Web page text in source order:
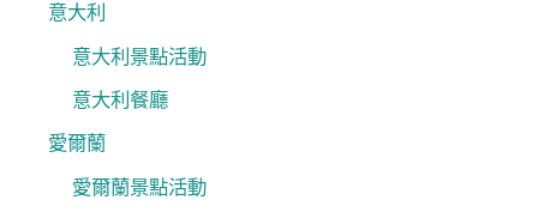
意大利
意大利景點活動
意大利餐廳
愛爾蘭
愛爾蘭景點活動